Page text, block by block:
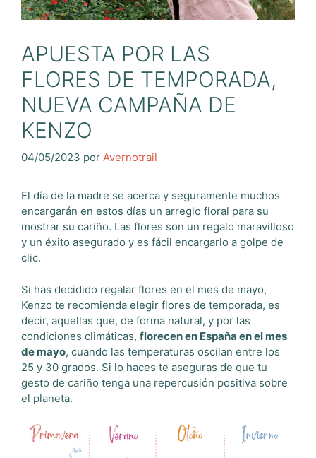
APUESTA POR LAS
FLORES DE TEMPORADA,
NUEVA CAMPAÑA DE
KENZO
04/05/2023 por Avernotrail
El día de la madre se acerca y seguramente muchos
encargarán en estos días un arreglo floral para su
mostrar su cariño. Las flores son un regalo maravilloso
y un éxito asegurado y es fácil encargarlo a golpe de
clic.
Si has decidido regalar flores en el mes de mayo,
Kenzo te recomienda elegir flores de temporada, es
decir, aquellas que, de forma natural, y por las
condiciones climáticas, florecen en España en el mes
de mayo, cuando las temperaturas oscilan entre los
25 y 30 grados. Si lo haces te aseguras de que tu
gesto de cariño tenga una repercusión positiva sobre
el planeta.